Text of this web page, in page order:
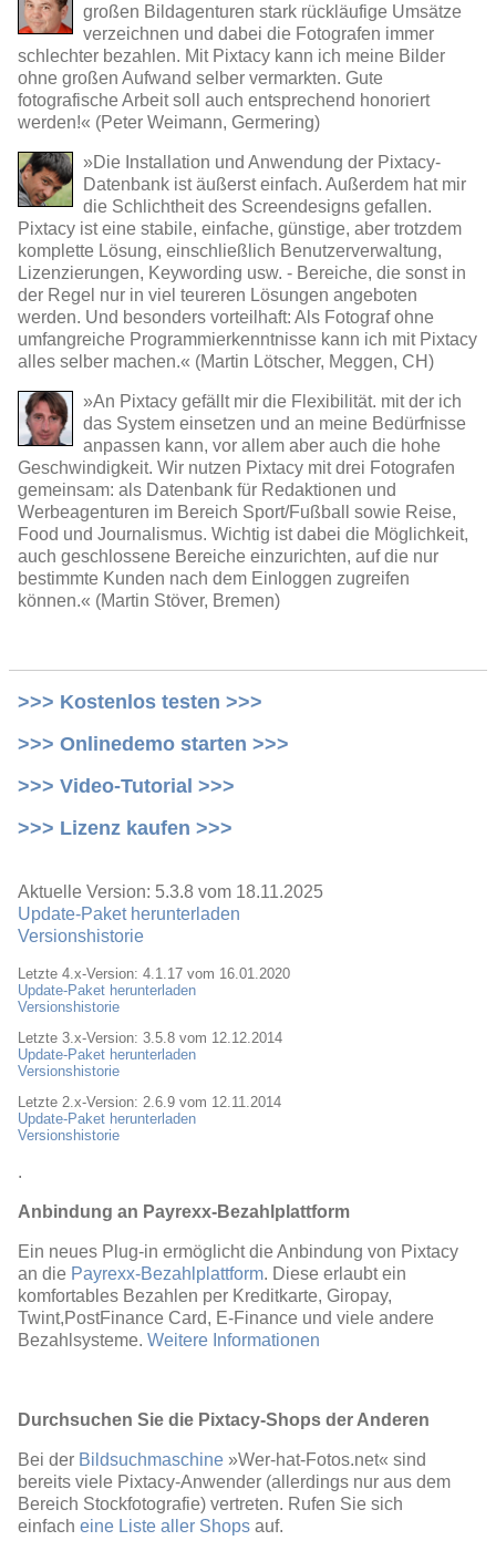
großen Bildagenturen stark rückläufige Umsätze
verzeichnen und dabei die Fotografen immer
schlechter bezahlen. Mit Pixtacy kann ich meine Bilder
ohne großen Aufwand selber vermarkten. Gute
fotografische Arbeit soll auch entsprechend honoriert
werden!« (Peter Weimann, Germering)
»Die Installation und Anwendung der Pixtacy-
Datenbank ist äußerst einfach. Außerdem hat mir
die Schlichtheit des Screendesigns gefallen.
Pixtacy ist eine stabile, einfache, günstige, aber trotzdem
komplette Lösung, einschließlich Benutzerverwaltung,
Lizenzierungen, Keywording usw. - Bereiche, die sonst in
der Regel nur in viel teureren Lösungen angeboten
werden. Und besonders vorteilhaft: Als Fotograf ohne
umfangreiche Programmierkenntnisse kann ich mit Pixtacy
alles selber machen.« (Martin Lötscher, Meggen, CH)
»An Pixtacy gefällt mir die Flexibilität. mit der ich
das System einsetzen und an meine Bedürfnisse
anpassen kann, vor allem aber auch die hohe
Geschwindigkeit. Wir nutzen Pixtacy mit drei Fotografen
gemeinsam: als Datenbank für Redaktionen und
Werbeagenturen im Bereich Sport/Fußball sowie Reise,
Food und Journalismus. Wichtig ist dabei die Möglichkeit,
auch geschlossene Bereiche einzurichten, auf die nur
bestimmte Kunden nach dem Einloggen zugreifen
können.« (Martin Stöver, Bremen)
>>> Kostenlos testen >>>
>>> Onlinedemo starten >>>
>>> Video-Tutorial >>>
>>> Lizenz kaufen >>>
Aktuelle Version: 5.3.8 vom 18.11.2025
Update-Paket herunterladen
Versionshistorie
Letzte 4.x-Version: 4.1.17 vom 16.01.2020
Update-Paket herunterladen
Versionshistorie
Letzte 3.x-Version: 3.5.8 vom 12.12.2014
Update-Paket herunterladen
Versionshistorie
Letzte 2.x-Version: 2.6.9 vom 12.11.2014
Update-Paket herunterladen
Versionshistorie
.
Anbindung an Payrexx-Bezahlplattform
Ein neues Plug-in ermöglicht die Anbindung von Pixtacy
an die Payrexx-Bezahlplattform. Diese erlaubt ein
komfortables Bezahlen per Kreditkarte, Giropay,
Twint,PostFinance Card, E-Finance und viele andere
Bezahlsysteme. Weitere Informationen
Durchsuchen Sie die Pixtacy-Shops der Anderen
Bei der Bildsuchmaschine »Wer-hat-Fotos.net« sind
bereits viele Pixtacy-Anwender (allerdings nur aus dem
Bereich Stockfotografie) vertreten. Rufen Sie sich
einfach eine Liste aller Shops auf.